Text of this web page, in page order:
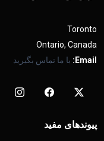
Toronto
Ontario, Canada
Email: با ما تماس بگیرید
پیوندهای مفید